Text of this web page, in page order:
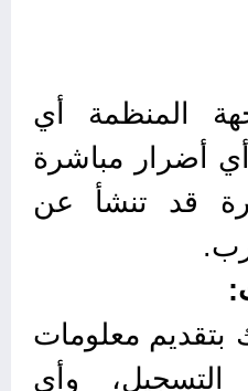
المنظمة أي
أضرار مباشرة
قد تنشأ عن
بتقديم معلومات
وأي